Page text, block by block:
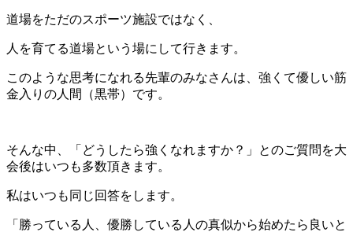
道場をただのスポーツ施設ではなく、
人を育てる道場という場にして行きます。
このような思考になれる先輩のみなさんは、強くて優しい筋
金入りの人間（黒帯）です。
そんな中、「どうしたら強くなれますか？」とのご質問を大
会後はいつも多数頂きます。
私はいつも同じ回答をします。
「勝っている人、優勝している人の真似から始めたら良いと